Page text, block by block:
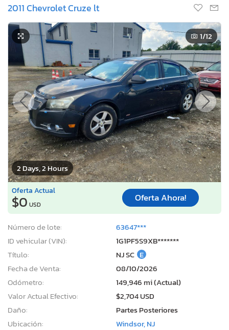
2011 Chevrolet Cruze lt
2 Days, 2 Hours
1/12
Oferta Actual
$0 USD
Oferta Ahora!
Número de lote:
63647***
ID vehicular (VIN):
1G1PF5S9XB*******
Título:
NJ SC E
Fecha de Venta:
08/10/2026
Odómetro:
149,946 mi (Actual)
Valor Actual Efectivo:
$2,704 USD
Daño:
Partes Posteriores
Ubicación:
Windsor, NJ